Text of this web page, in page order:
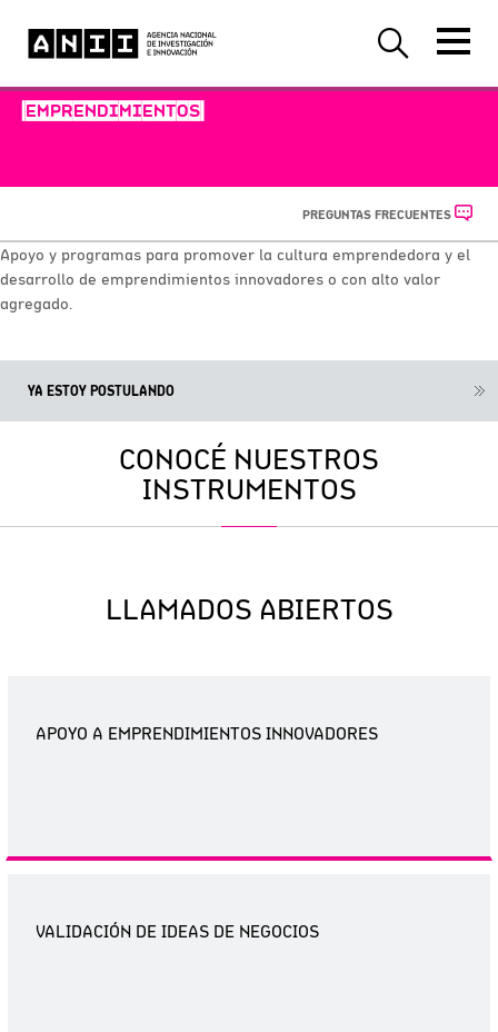
-EMPRENDIMIENTOS-
PREGUNTAS FRECUENTES
Apoyo y programas para promover la cultura emprendedora y el
desarrollo de emprendimientos innovadores o con alto valor
agregado.
YA ESTOY POSTULANDO
CONOCÉ NUESTROS
INSTRUMENTOS
LLAMADOS ABIERTOS
APOYO A EMPRENDIMIENTOS INNOVADORES
VALIDACIÓN DE IDEAS DE NEGOCIOS